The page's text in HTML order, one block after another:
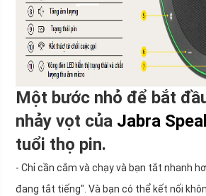
Một bước nhỏ để bắt
nhảy vọt của Jabra
tuổi thọ pin.
- Chỉ cần cắm và chạy và bạn tắt nhanh
đang tắt tiếng". Và bạn có thể kết nối